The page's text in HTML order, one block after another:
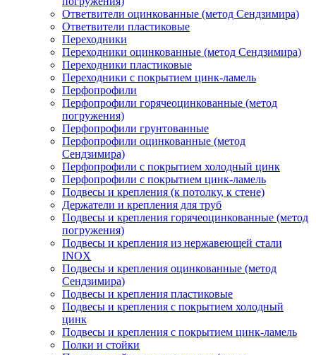
Ответвители оцинкованные (метод Сендзимира)
Ответвители пластиковые
Переходники
Переходники оцинкованные (метод Сендзимира)
Переходники пластиковые
Переходники с покрытием цинк-ламель
Перфопрофили
Перфопрофили горячеоцинкованные (метод
погружения)
Перфопрофили грунтованные
Перфопрофили оцинкованные (метод
Сендзимира)
Перфопрофили с покрытием холодный цинк
Перфопрофили с покрытием цинк-ламель
Подвесы и крепления (к потолку, к стене)
Держатели и крепления для труб
Подвесы и крепления горячеоцинкованные (метод
погружения)
Подвесы и крепления из нержавеющей стали
INOX
Подвесы и крепления оцинкованные (метод
Сендзимира)
Подвесы и крепления пластиковые
Подвесы и крепления с покрытием холодный
цинк
Подвесы и крепления с покрытием цинк-ламель
Полки и стойки